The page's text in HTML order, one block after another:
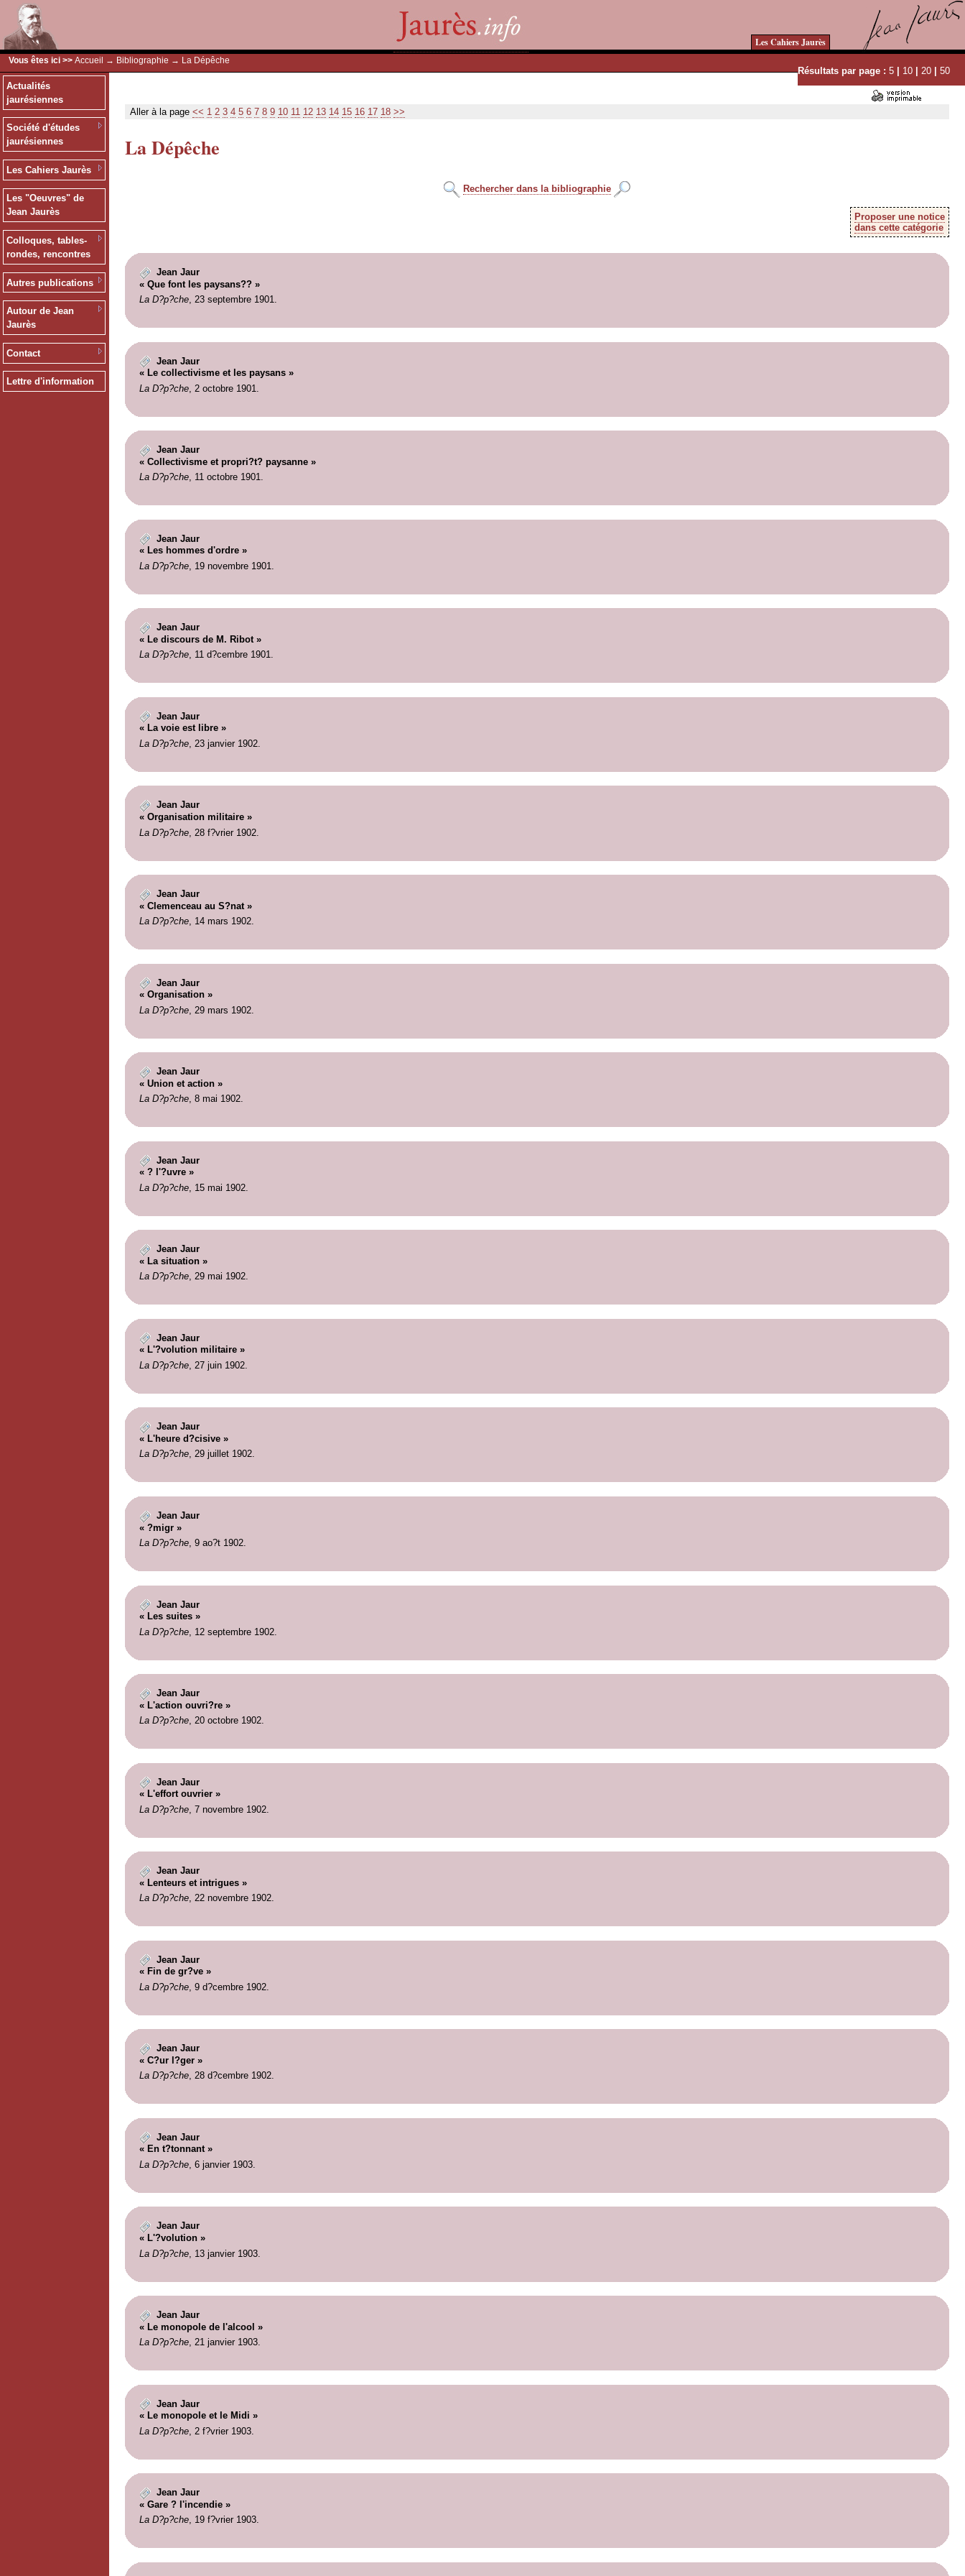
Les Cahiers Jaurès
Vous êtes ici >> Accueil → Bibliographie → La Dépêche
Résultats par page : 5 | 10 | 20 | 50
Actualités
jaurésiennes
Société d'études
jaurésiennes
Les Cahiers Jaurès
Les "Oeuvres" de
Jean Jaurès
Colloques, tables-
rondes, rencontres
Autres publications
Autour de Jean
Jaurès
Contact
Lettre d'information
Aller à la page << 1 2 3 4 5 6 7 8 9 10 11 12 13 14 15 16 17 18 >>
La Dépêche
Rechercher dans la bibliographie
Proposer une notice
dans cette catégorie
Jean Jaur
« Que font les paysans?? »
La D?p?che, 23 septembre 1901.
Jean Jaur
« Le collectivisme et les paysans »
La D?p?che, 2 octobre 1901.
Jean Jaur
« Collectivisme et propri?t? paysanne »
La D?p?che, 11 octobre 1901.
Jean Jaur
« Les hommes d'ordre »
La D?p?che, 19 novembre 1901.
Jean Jaur
« Le discours de M. Ribot »
La D?p?che, 11 d?cembre 1901.
Jean Jaur
« La voie est libre »
La D?p?che, 23 janvier 1902.
Jean Jaur
« Organisation militaire »
La D?p?che, 28 f?vrier 1902.
Jean Jaur
« Clemenceau au S?nat »
La D?p?che, 14 mars 1902.
Jean Jaur
« Organisation »
La D?p?che, 29 mars 1902.
Jean Jaur
« Union et action »
La D?p?che, 8 mai 1902.
Jean Jaur
« ? l'?uvre »
La D?p?che, 15 mai 1902.
Jean Jaur
« La situation »
La D?p?che, 29 mai 1902.
Jean Jaur
« L'?volution militaire »
La D?p?che, 27 juin 1902.
Jean Jaur
« L'heure d?cisive »
La D?p?che, 29 juillet 1902.
Jean Jaur
« ?migr »
La D?p?che, 9 ao?t 1902.
Jean Jaur
« Les suites »
La D?p?che, 12 septembre 1902.
Jean Jaur
« L'action ouvri?re »
La D?p?che, 20 octobre 1902.
Jean Jaur
« L'effort ouvrier »
La D?p?che, 7 novembre 1902.
Jean Jaur
« Lenteurs et intrigues »
La D?p?che, 22 novembre 1902.
Jean Jaur
« Fin de gr?ve »
La D?p?che, 9 d?cembre 1902.
Jean Jaur
« C?ur l?ger »
La D?p?che, 28 d?cembre 1902.
Jean Jaur
« En t?tonnant »
La D?p?che, 6 janvier 1903.
Jean Jaur
« L'?volution »
La D?p?che, 13 janvier 1903.
Jean Jaur
« Le monopole de l'alcool »
La D?p?che, 21 janvier 1903.
Jean Jaur
« Le monopole et le Midi »
La D?p?che, 2 f?vrier 1903.
Jean Jaur
« Gare ? l'incendie »
La D?p?che, 19 f?vrier 1903.